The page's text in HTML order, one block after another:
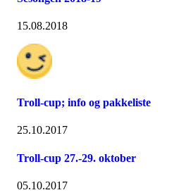
15.08.2018
Troll-cup; info og pakkeliste
25.10.2017
Troll-cup 27.-29. oktober
05.10.2017